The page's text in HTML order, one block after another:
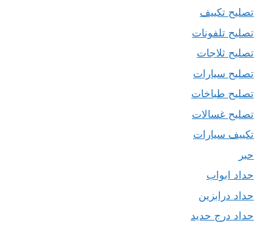
تصليح تكييف
تصليح تلفونات
تصليح ثلاجات
تصليح سيارات
تصليح طباخات
تصليح غسالات
تكييف سيارات
حبر
حداد ابواب
حداد درابزين
حداد درج حديد